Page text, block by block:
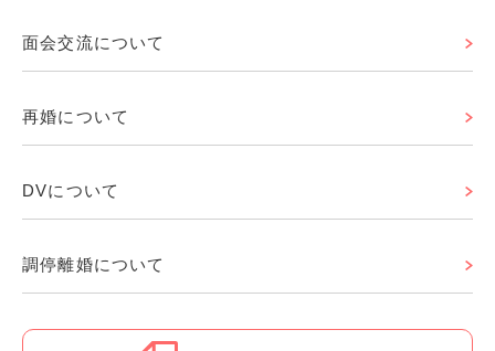
面会交流について
再婚について
DVについて
調停離婚について